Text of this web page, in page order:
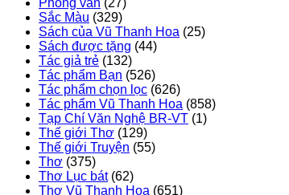
Phỏng vấn (27)
Sắc Màu (329)
Sách của Vũ Thanh Hoa (25)
Sách được tặng (44)
Tác giả trẻ (132)
Tác phẩm Bạn (526)
Tác phẩm chọn lọc (626)
Tác phẩm Vũ Thanh Hoa (858)
Tạp Chí Văn Nghệ BR-VT (1)
Thế giới Thơ (129)
Thế giới Truyện (55)
Thơ (375)
Thơ Lục bát(62)
Thơ Vũ Thanh Hoa (651)